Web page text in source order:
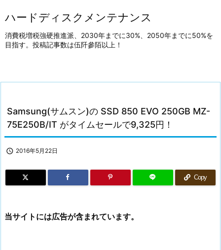
ハードディスクメンテナンス
消費税増税強硬推進派、2030年までに30%、2050年までに50%を
目指す。投稿記事数は伍阡參陌以上！
Samsung(サムスン)の SSD 850 EVO 250GB MZ-
75E250B/IT がタイムセールで9,325円！
 2016年5月22日
Copy
当サイトには広告が含まれています。